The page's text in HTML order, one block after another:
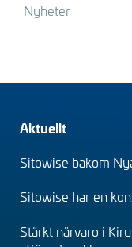
Nyheter
Footer
(sv)
Aktuellt
Sitowise bakom
Sitowise har en
Stärkt närvaro i